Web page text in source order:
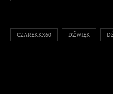
CZAREKKX60 DŹWIĘK